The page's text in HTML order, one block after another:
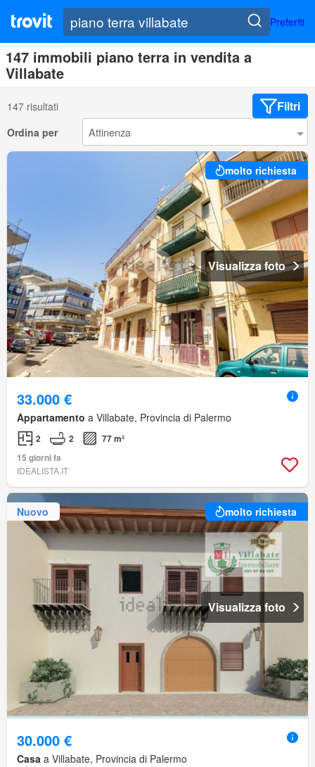
Preferiti
147 immobili piano terra in vendita a
Villabate
147 risultati Filtri
Ordina per
molto richiesta
Visualizza foto
33.000 €
Appartamento a Villabate, Provincia di Palermo
2 2
77 m²
15 giorni fa
IDEALISTA.IT
Nuovo molto richiesta
Visualizza foto
30.000 €
Casa a Villabate, Provincia di Palermo